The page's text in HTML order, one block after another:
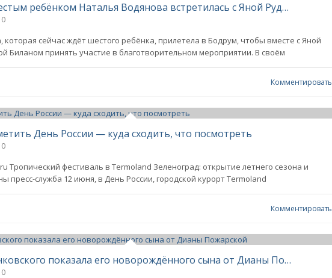
Беременная шестым ребёнком Наталья Водянова встретилась с Яной Рудковской в Турции
0
которая сейчас ждёт шестого ребёнка, прилетела в Бодрум, чтобы вместе с Яной
Биланом принять участие в благотворительном мероприятии. В своём
Комментировать
День России — куда сходить, что посмотреть
0
Тропический фестиваль в Termoland Зеленоград: открытие летнего сезона и
пресс-служба 12 июня, в День России, городской курорт Termoland
Комментировать
Мать Ивана Янковского показала его новорождённого сына от Дианы Пожарской
0